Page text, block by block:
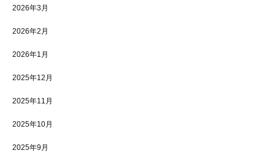
2026年3月
2026年2月
2026年1月
2025年12月
2025年11月
2025年10月
2025年9月